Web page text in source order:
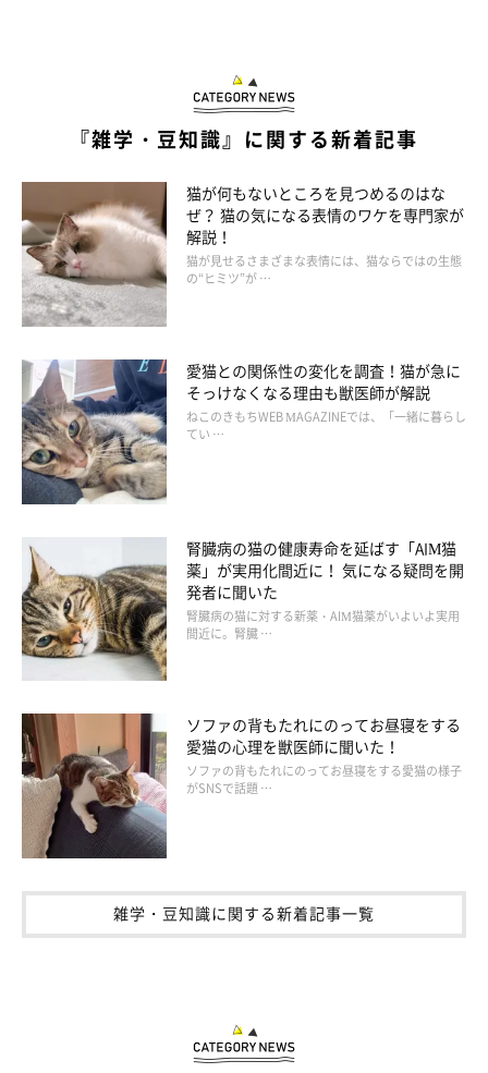
『雑学・豆知識』に関する新着記事
猫が何もないところを見つめるのはな
ぜ？ 猫の気になる表情のワケを専門家が
解説！
猫が見せるさまざまな表情には、猫ならではの生態
の“ヒミツ”が …
愛猫との関係性の変化を調査！猫が急に
そっけなくなる理由も獣医師が解説
ねこのきもちWEB MAGAZINEでは、「一緒に暮らし
てい …
腎臓病の猫の健康寿命を延ばす「AIM猫
薬」が実用化間近に！ 気になる疑問を開
発者に聞いた
腎臓病の猫に対する新薬・AIM猫薬がいよいよ実用
間近に。腎臓 …
ソファの背もたれにのってお昼寝をする
愛猫の心理を獣医師に聞いた！
ソファの背もたれにのってお昼寝をする愛猫の様子
がSNSで話題 …
雑学・豆知識に関する新着記事一覧